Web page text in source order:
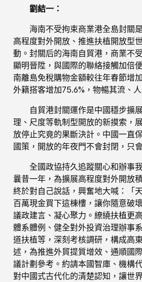
劉結一：
海南不受拘束商業港全島封關
高程度對外開放、推進扶植開放型
動。封關后的海南自貿港，商業不
顯明晉陞，與國際的聯絡接觸加倍
南離島免稅購物金額較往年春節增
外籍搭客增加75.6%，物暢其流、
自貿港封關運作是中國穩步擴
理、尺度等軌制型開放的新摸索，
放停止究竟的果斷決計。中國一直
國策，開放的年夜門不會封閉，只
全國政協持久追蹤關心和辦事
曩昔一年，為擴展高程度對外開放
終於對自己說話，興奮地大喊：「
百萬現金買下這棟樓，讓你隨意破
議政建言、凝心聚力。繚繞扶植更
體系體例、健全對外投資治理辦事
道扶植等，深刻考核調研，構成高
述，為推進外貿提質增效、通順國
議計劃參考。約請本國智庫、機構
對中國式古代化的清楚認知，讓世